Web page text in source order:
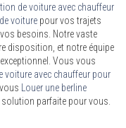
de voiture avec chauffeur
voiture pour vos trajets
besoins. Notre vaste
disposition, et notre équipe
Vous vous
voiture avec chauffeur pour
Louer une berline
parfaite pour vous.